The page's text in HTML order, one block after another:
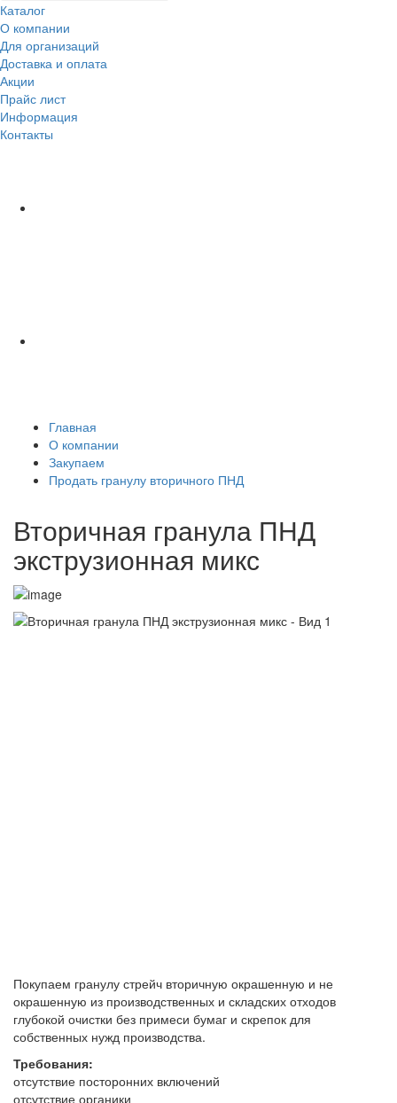
Каталог
О компании
Для организаций
Доставка и оплата
Акции
Прайс лист
Информация
Контакты
Главная
О компании
Закупаем
Продать гранулу вторичного ПНД
Вторичная гранула ПНД
экструзионная микс
Покупаем гранулу стрейч вторичную окрашенную и не
окрашенную из производственных и складских отходов
глубокой очистки без примеси бумаг и скрепок для
собственных нужд производства.
Требования:
отсутствие посторонних включений
отсутствие органики